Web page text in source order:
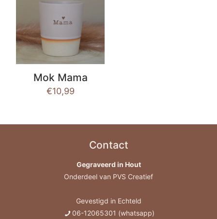
Mok Mama
€10,99
Contact
Gegraveerd in Hout
Onderdeel van PVS Creatief
Gevestigd in Echteld
06-12065301 (whatsapp)